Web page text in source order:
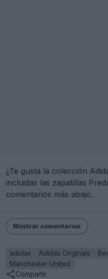
¿Te gusta la colección
incluidas las zapatillas
comentarios más abajo.
Mostrar comentarios
adidas Adidas Originals
Manchester United
Compartir